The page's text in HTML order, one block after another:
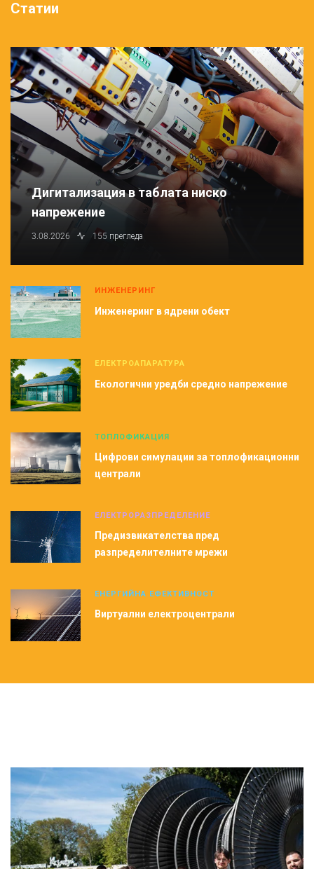
Статии
Дигитализация в таблата ниско
напрежение
3.08.2026 155 прегледа
ИНЖЕНЕРИНГ
Инженеринг в ядрени обект
ЕЛЕКТРОАПАРАТУРА
Екологични уредби средно напрежение
ТОПЛОФИКАЦИЯ
Цифрови симулации за топлофикационни
централи
ЕЛЕКТРОРАЗПРЕДЕЛЕНИЕ
Предизвикателства пред
разпределителните мрежи
ЕНЕРГИЙНА ЕФЕКТИВНОСТ
Виртуални електроцентрали